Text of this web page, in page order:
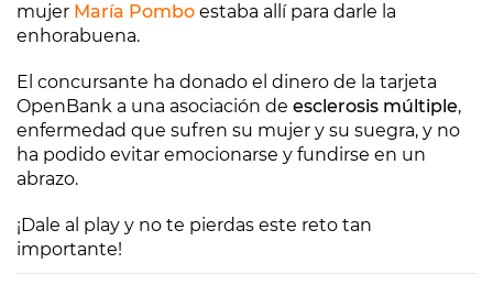
mujer María Pombo estaba allí para darle la
enhorabuena.
El concursante ha donado el dinero de la tarjeta
OpenBank a una asociación de esclerosis múltiple,
enfermedad que sufren su mujer y su suegra, y no
ha podido evitar emocionarse y fundirse en un
abrazo.
¡Dale al play y no te pierdas este reto tan
importante!